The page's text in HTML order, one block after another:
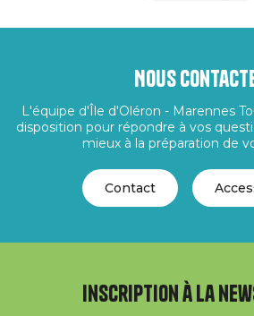
Nous
L'équipe d'Île d'Oléron - Marennes
disposition pour répondre à vos
mieux à la préparation de
Contact
Inscription à la